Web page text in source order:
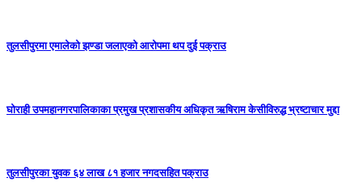
तुलसीपुरमा एमालेको झण्डा जलाएको आरोपमा थप दुई पक्राउ
घोराही उपमहानगरपालिकाका प्रमुख प्रशासकीय अधिकृत ऋषिराम केसीविरुद्ध भ्रष्टाचार मुद्दा
तुलसीपुरका युवक ६४ लाख ८१ हजार नगदसहित पक्राउ